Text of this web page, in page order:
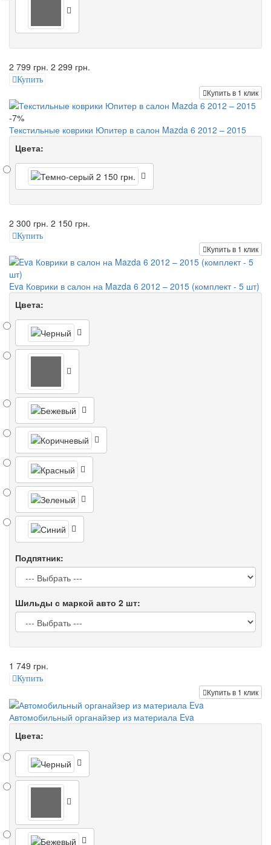
2 799 грн. 2 299 грн.
Купить
Купить в 1 клик
-7%
Текстильные коврики Юпитер в салон Mazda 6 2012 – 2015
Цвета:
2 300 грн. 2 150 грн.
Купить
Купить в 1 клик
Eva Коврики в салон на Mazda 6 2012 – 2015 (комплект - 5 шт)
Цвета:
Подпятник:
Шильды с маркой авто 2 шт:
1 749 грн.
Купить
Купить в 1 клик
Автомобильный органайзер из материала Eva
Цвета: